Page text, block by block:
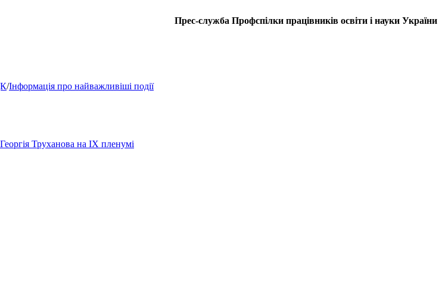
Прес-служба Профспілки працівників освіти і науки України
/Інформація про найважливіші події
Труханова на IX пленумі